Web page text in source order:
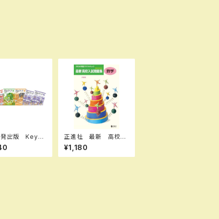
発出版 Keyワ
ーワーク） 地
史 I,II（ご選
い） 2026年
正進社 最新 高校入
試問題集 数学 202
7年春受験用 新品完
全セット ISBN： ISB
¥1,180